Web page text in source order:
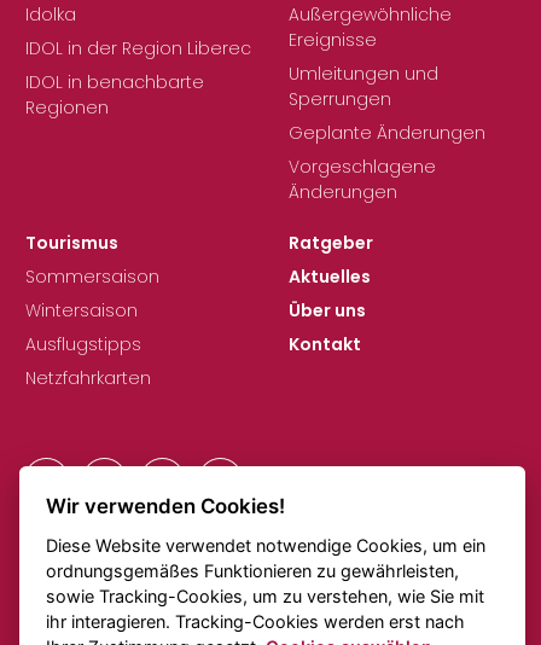
Idolka
IDOL in der Region Liberec
IDOL in benachbarte
Regionen
Außergewöhnliche
Ereignisse
Umleitungen und
Sperrungen
Geplante Änderungen
Vorgeschlagene
Änderungen
Tourismus
Sommersaison
Wintersaison
Ausflugstipps
Netzfahrkarten
Ratgeber
Aktuelles
Über uns
Kontakt
DSGVO
Cookie-Einstellungen
Anmerkungen zu den Fahrplänen
Online-Verkehr
Wir verwenden Cookies!
Diese Website verwendet notwendige Cookies, um ein
ordnungsgemäßes Funktionieren zu gewährleisten,
sowie Tracking-Cookies, um zu verstehen, wie Sie mit
ihr interagieren. Tracking-Cookies werden erst nach